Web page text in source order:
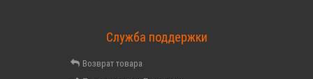
Служба поддержки
Возврат товара